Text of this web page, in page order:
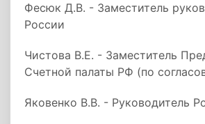
Фесюк Д.В. - Заместитель
России
Чистова В.Е. - Заместитель
Счетной палаты РФ (по
Яковенко В.В. - Руководитель